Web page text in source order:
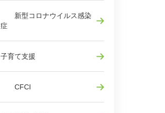
新型コロナウイルス感染
症
子育て支援
CFCI